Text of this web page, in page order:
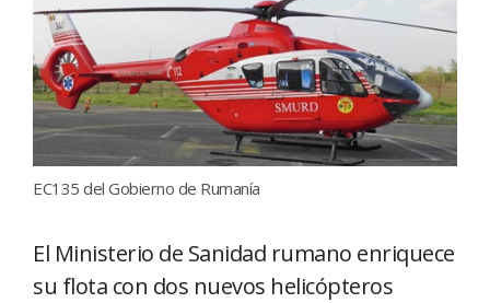
EC135 del Gobierno de Rumanía
El Ministerio de Sanidad rumano enriquece
su flota con dos nuevos helicópteros